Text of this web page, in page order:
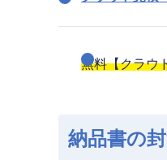
無料【クラウ
納品書の